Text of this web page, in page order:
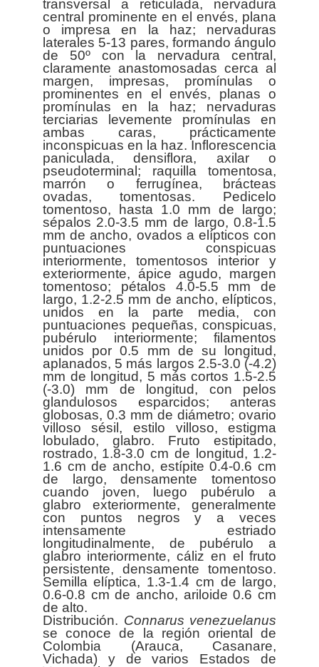
transversal a reticulada, nervadura
central prominente en el envés, plana
o impresa en la haz; nervaduras
laterales 5-13 pares, formando ángulo
de 50º con la nervadura central,
claramente anastomosadas cerca al
margen, impresas, promínulas o
prominentes en el envés, planas o
promínulas en la haz; nervaduras
terciarias levemente promínulas en
ambas caras, prácticamente
inconspicuas en la haz. Inflorescencia
paniculada, densiflora, axilar o
pseudoterminal; raquilla tomentosa,
marrón o ferrugínea, brácteas
ovadas, tomentosas. Pedicelo
tomentoso, hasta 1.0 mm de largo;
sépalos 2.0-3.5 mm de largo, 0.8-1.5
mm de ancho, ovados a elípticos con
puntuaciones conspicuas
interiormente, tomentosos interior y
exteriormente, ápice agudo, margen
tomentoso; pétalos 4.0-5.5 mm de
largo, 1.2-2.5 mm de ancho, elípticos,
unidos en la parte media, con
puntuaciones pequeñas, conspicuas,
pubérulo interiormente; filamentos
unidos por 0.5 mm de su longitud,
aplanados, 5 más largos 2.5-3.0 (-4.2)
mm de longitud, 5 más cortos 1.5-2.5
(-3.0) mm de longitud, con pelos
glandulosos esparcidos; anteras
globosas, 0.3 mm de diámetro; ovario
villoso sésil, estilo villoso, estigma
lobulado, glabro. Fruto estipitado,
rostrado, 1.8-3.0 cm de longitud, 1.2-
1.6 cm de ancho, estípite 0.4-0.6 cm
de largo, densamente tomentoso
cuando joven, luego pubérulo a
glabro exteriormente, generalmente
con puntos negros y a veces
intensamente estriado
longitudinalmente, de pubérulo a
glabro interiormente, cáliz en el fruto
persistente, densamente tomentoso.
Semilla elíptica, 1.3-1.4 cm de largo,
0.6-0.8 cm de ancho, ariloide 0.6 cm
de alto.
Distribución. Connarus venezuelanus
se conoce de la región oriental de
Colombia (Arauca, Casanare,
Vichada) y de varios Estados de